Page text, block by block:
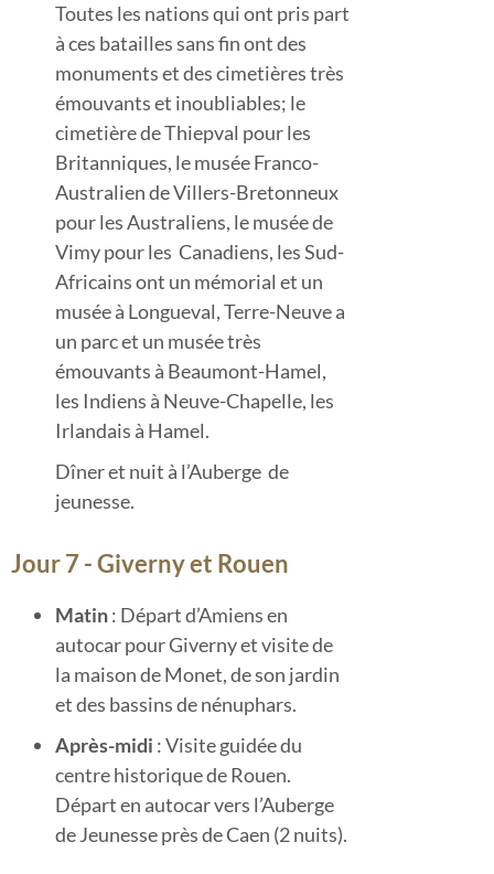
Toutes les nations qui ont pris part
à ces batailles sans fin ont des
monuments et des cimetières très
émouvants et inoubliables; le
cimetière de Thiepval pour les
Britanniques, le musée Franco-
Australien de Villers-Bretonneux
pour les Australiens, le musée de
Vimy pour les Canadiens, les Sud-
Africains ont un mémorial et un
musée à Longueval, Terre-Neuve a
un parc et un musée très
émouvants à Beaumont-Hamel,
les Indiens à Neuve-Chapelle, les
Irlandais à Hamel.
Dîner et nuit à l’Auberge de
jeunesse.
Jour 7 - Giverny et Rouen
Matin: Départ d’Amiens en
autocar pour Giverny et visite de
la maison de Monet, de son jardin
et des bassins de nénuphars.
Après-midi : Visite guidée du
centre historique de Rouen.
Départ en autocar vers l’Auberge
de Jeunesse près de Caen (2 nuits).